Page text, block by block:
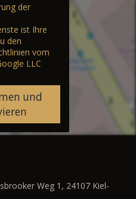
der
ist Ihre
den
vom
LLC
und
Weg 1, 24107 Kiel-